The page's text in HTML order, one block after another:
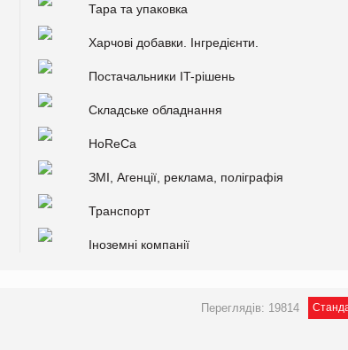
Тара та упаковка
Харчові добавки. Інгредієнти.
Постачальники IT-рішень
Складське обладнання
HoReCa
ЗМІ, Агенції, реклама, поліграфія
Транспорт
Іноземні компанії
Переглядів: 19814